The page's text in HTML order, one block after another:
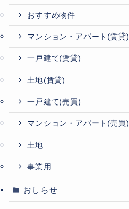
おすすめ物件
マンション・アパート(賃貸)
一戸建て(賃貸)
土地(賃貸)
一戸建て(売買)
マンション・アパート(売買)
土地
事業用
おしらせ